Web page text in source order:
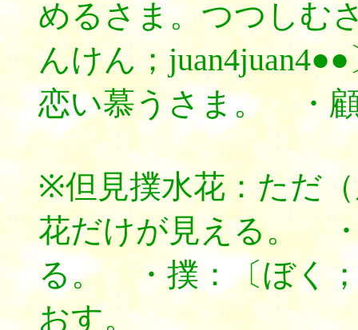
めるさま。つつしむ
んけん；
恋い慕うさま。 ・
※但見撲水花：ただ
花だけが見える。
る。 ・撲：〔ぼく
おす。